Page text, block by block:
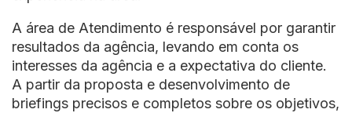
A área de Atendimento é responsável por garantir
resultados da agência, levando em conta os
interesses da agência e a expectativa do cliente.
A partir da proposta e desenvolvimento de
briefings precisos e completos sobre os objetivos,